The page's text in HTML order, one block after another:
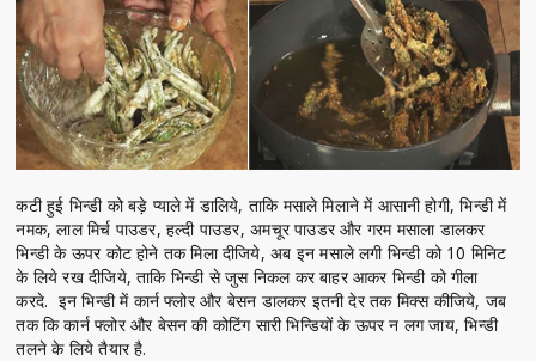
कटी हुई भिन्डी को बड़े प्याले में डालिये, ताकि मसाले मिलाने में आसानी होगी, भिन्डी में
नमक, लाल मिर्च पाउडर, हल्दी पाउडर, अमचूर पाउडर और गरम मसाला डालकर
भिन्डी के ऊपर कोट होने तक मिला दीजिये, अब इन मसाले लगी भिन्डी को 10 मिनिट
के लिये रख दीजिये, ताकि भिन्डी से जुस निकल कर बाहर आकर भिन्डी को गीला
करदे. इन भिन्डी में कार्न फ्लोर और बेसन डालकर इतनी देर तक मिक्स कीजिये, जब
तक कि कार्न फ्लोर और बेसन की कोटिंग सारी भिन्डियों के ऊपर न लग जाय, भिन्डी
तलने के लिये तैयार है.